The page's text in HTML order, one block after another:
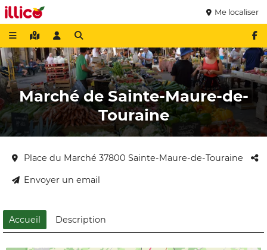
Me localiser
Marché de Sainte-Maure-de-
Touraine
Place du Marché 37800 Sainte-Maure-de-Touraine
Envoyer un email
Accueil Description